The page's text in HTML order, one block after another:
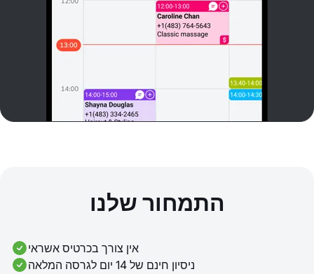
התמחור שלנו
אין צורך בכרטיס אשראי
ניסיון חינם של 14 יום לגרסה המלאה